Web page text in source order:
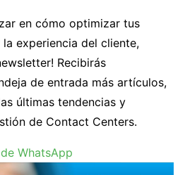
en cómo optimizar tus
experiencia del cliente,
Recibirás
de entrada más artículos,
últimas tendencias y
de Contact Centers.
WhatsApp